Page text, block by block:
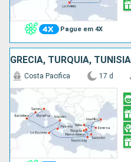
Pague em 4X
Costa Pacifica 17 d